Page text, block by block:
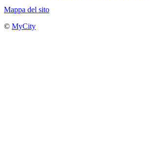
Mappa del sito
© MyCity